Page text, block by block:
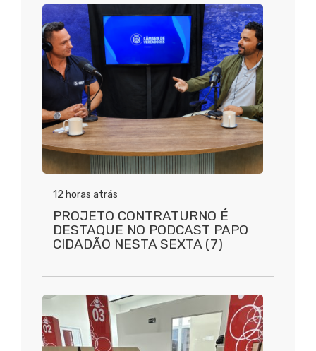
12 horas atrás
PROJETO CONTRATURNO É
DESTAQUE NO PODCAST PAPO
CIDADÃO NESTA SEXTA (7)